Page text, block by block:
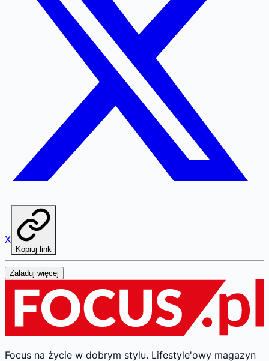
X
Kopiuj link
Załaduj więcej
Focus na życie w dobrym stylu. Lifestyle'owy magazyn